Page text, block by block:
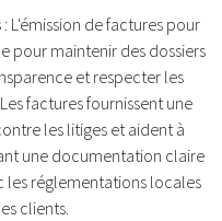
: L'émission de factures pour
pour maintenir des dossiers
et respecter les
factures fournissent une
les litiges et aident à
une documentation claire
réglementations locales
clients.